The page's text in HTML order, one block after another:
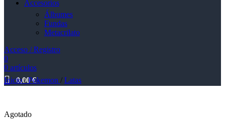
Accesorios
Álbumes
Fundas
Metacrilato
Acceso / Registro
0
0 artículos
0,00€
Inicio/ Pokemon / Latas
Agotado